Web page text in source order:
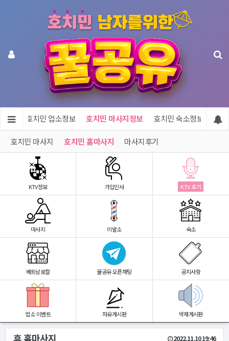
메인 호치민 업소정보 호치민 마사지정보 호치민 숙소정보 호
호치민 마사지 호치민 홈마사지 마사지후기
KTV정보 가입인사 KTV 후기
마사지 이발소 숙소
베트남로컬 꿀공유 오픈채팅 공지사항
업소 이벤트 자유게시판 박제게시판
휴 홈마사지 2022.11.10 19:46